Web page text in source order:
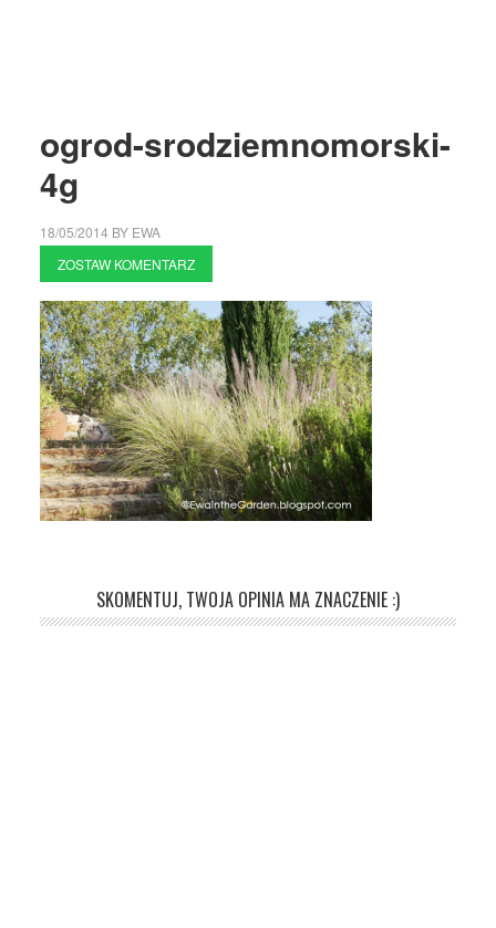
ogrod-srodziemnomorski-
4g
18/05/2014 BY EWA
ZOSTAW KOMENTARZ
SKOMENTUJ, TWOJA OPINIA MA ZNACZENIE :)